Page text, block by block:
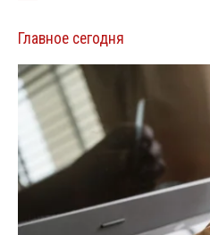
Главное сегодня